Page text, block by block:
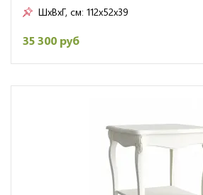
ШxВxГ, см: 112x52x39
35 300 руб